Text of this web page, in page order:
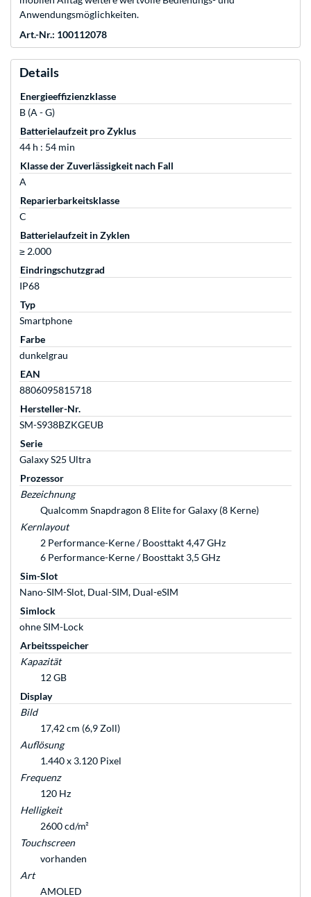
Anwendungsmöglichkeiten.
Art.-Nr.: 100112078
Details
Energieeffizienzklasse
B (A - G)
Batterielaufzeit pro Zyklus
44 h : 54 min
Klasse der Zuverlässigkeit nach Fall
A
Reparierbarkeitsklasse
C
Batterielaufzeit in Zyklen
≥ 2.000
Eindringschutzgrad
IP68
Typ
Smartphone
Farbe
dunkelgrau
EAN
8806095815718
Hersteller-Nr.
SM-S938BZKGEUB
Serie
Galaxy S25 Ultra
Prozessor
Bezeichnung
Qualcomm Snapdragon 8 Elite for Galaxy (8 Kerne)
Kernlayout
2 Performance-Kerne / Boosttakt 4,47 GHz
6 Performance-Kerne / Boosttakt 3,5 GHz
Sim-Slot
Nano-SIM-Slot, Dual-SIM, Dual-eSIM
Simlock
ohne SIM-Lock
Arbeitsspeicher
Kapazität
12 GB
Display
Bild
17,42 cm (6,9 Zoll)
Auflösung
1.440 x 3.120 Pixel
Frequenz
120 Hz
Helligkeit
2600 cd/m²
Touchscreen
vorhanden
Art
AMOLED